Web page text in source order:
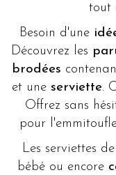
tout
Besoin d'une
Découvrez les
brodées
et une serviette.
Offrez sans
pour
Les serviettes
bébé ou encore